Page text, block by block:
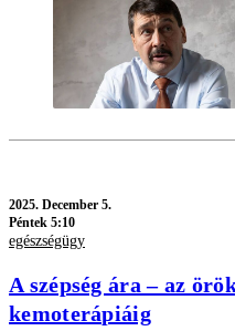
2025. December 5.
Péntek 5:10
egészségügy
A szépség ára – az
kemoterápiáig